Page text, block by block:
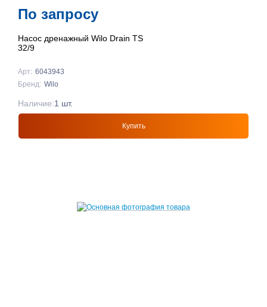
По запросу
Насос дренажный Wilo Drain TS
32/9
Арт: 6043943
Бренд: Wilo
Купить
Наличие:1 шт.